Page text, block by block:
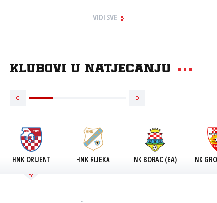
VIDI SVE
Klubovi u natjecanju
HNK ORIJENT HNK RIJEKA NK BORAC (BA) NK